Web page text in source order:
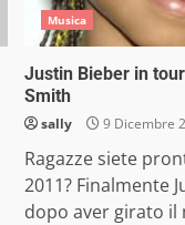
Musica
Justin Bieber in
Smith
sally 9 Dicembre
Ragazze siete
2011? Finalmente
dopo aver girato il